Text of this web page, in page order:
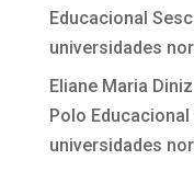
Educacional
universidades
Eliane Maria
Polo
universidades